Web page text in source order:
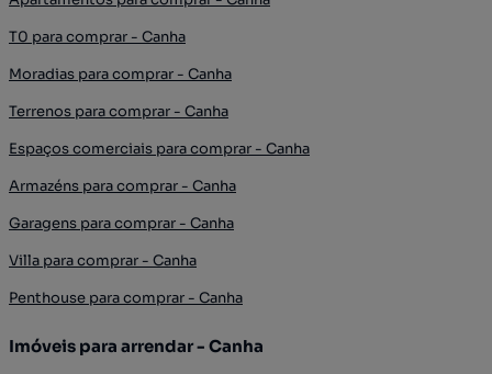
T0 para comprar - Canha
Moradias para comprar - Canha
Terrenos para comprar - Canha
Espaços comerciais para comprar - Canha
Armazéns para comprar - Canha
Garagens para comprar - Canha
Villa para comprar - Canha
Penthouse para comprar - Canha
Imóveis para arrendar - Canha